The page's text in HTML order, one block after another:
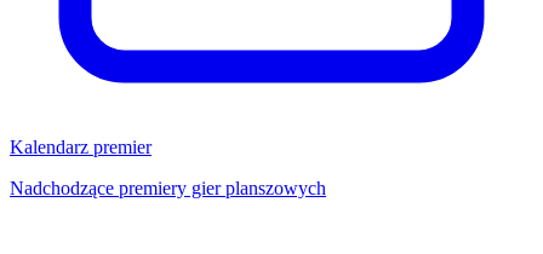
Kalendarz premier
Nadchodzące premiery gier planszowych